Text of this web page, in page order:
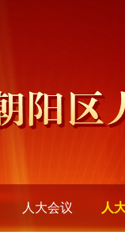
人大会议 人